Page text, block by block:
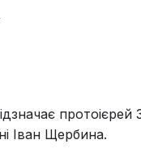
протоієрей
Іван Щербина.